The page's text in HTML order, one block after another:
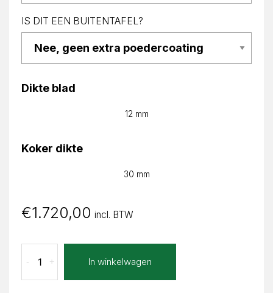
IS DIT EEN BUITENTAFEL?
Dikte blad
12 mm
Koker dikte
30 mm
€1.720,00 incl. BTW
Extra
Elena
+
- In winkelwagen